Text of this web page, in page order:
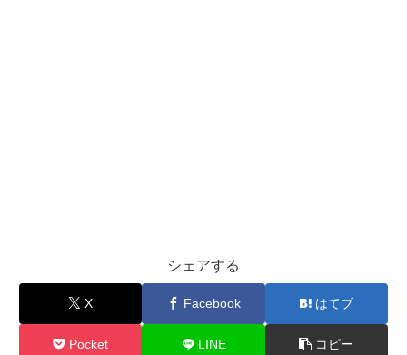
シェアする
X Facebook はてブ
Pocket LINE コピー